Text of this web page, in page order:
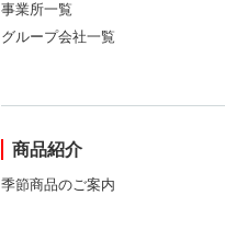
事業所一覧
グループ会社一覧
商品紹介
季節商品のご案内